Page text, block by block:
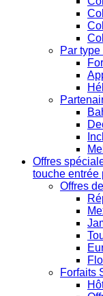
Par
Offres
touche entrée
Offres
Forfaits